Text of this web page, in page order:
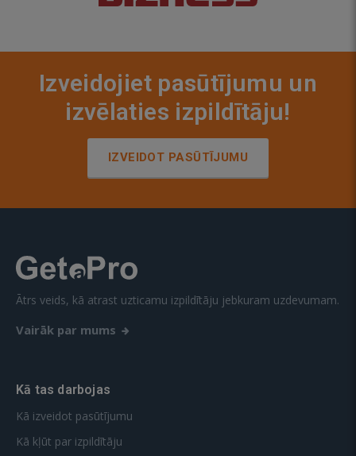
Izveidojiet pasūtījumu un
izvēlaties izpildītāju!
IZVEIDOT PASŪTĪJUMU
Ātrs veids, kā atrast uzticamu izpildītāju jebkuram uzdevumam.
Vairāk par mums
Kā tas darbojas
Kā izveidot pasūtījumu
Kā kļūt par izpildītāju